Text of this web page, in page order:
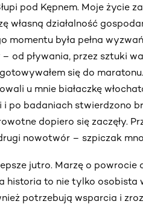
pod Kępnem. Moje życie
własną działalność
momentu była pełna
od pływania, przez sztuki
się do
u mnie białaczkę
i po badaniach stwierdzono
dopiero się zaczęły.
nowotwór – szpiczak
jutro. Marzę o powrocie
historia to nie tylko osobista
potrzebują wsparcia i